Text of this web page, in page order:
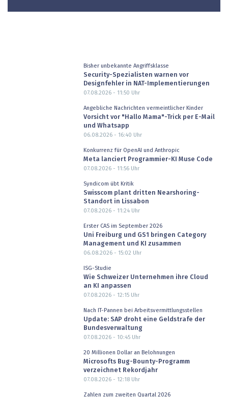
Bisher unbekannte Angriffsklasse
Security-Spezialisten warnen vor
Designfehler in NAT-Implementierungen
07.08.2026 - 11:50 Uhr
Angebliche Nachrichten vermeintlicher Kinder
Vorsicht vor "Hallo Mama"-Trick per E-Mail
und Whatsapp
06.08.2026 - 16:40 Uhr
Konkurrenz für OpenAI und Anthropic
Meta lanciert Programmier-KI Muse Code
07.08.2026 - 11:56Uhr
Syndicom übt Kritik
Swisscom plant dritten Nearshoring-
Standort in Lissabon
07.08.2026 - 11:24Uhr
Erster CAS im September 2026
Uni Freiburg und GS1 bringen Category
Management und KI zusammen
06.08.2026 - 15:02 Uhr
ISG-Studie
Wie Schweizer Unternehmen ihre Cloud
an KI anpassen
07.08.2026 - 12:15Uhr
Nach IT-Pannen bei Arbeitsvermittlungsstellen
Update: SAP droht eine Geldstrafe der
Bundesverwaltung
07.08.2026 - 10:45Uhr
20 Millionen Dollar an Belohnungen
Microsofts Bug-Bounty-Programm
verzeichnet Rekordjahr
07.08.2026 - 12:18Uhr
Zahlen zum zweiten Quartal 2026